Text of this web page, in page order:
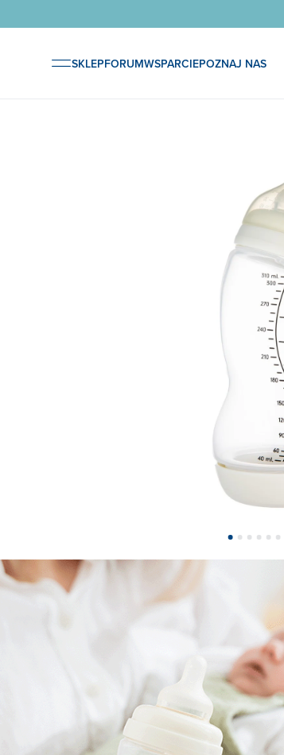
SKLEPFORUMWSPARCIEPOZNAJ NAS